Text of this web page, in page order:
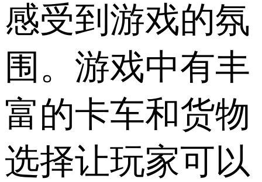
感受到游戏的氛
围。游戏中有丰
富的卡车和货物
选择让玩家可以